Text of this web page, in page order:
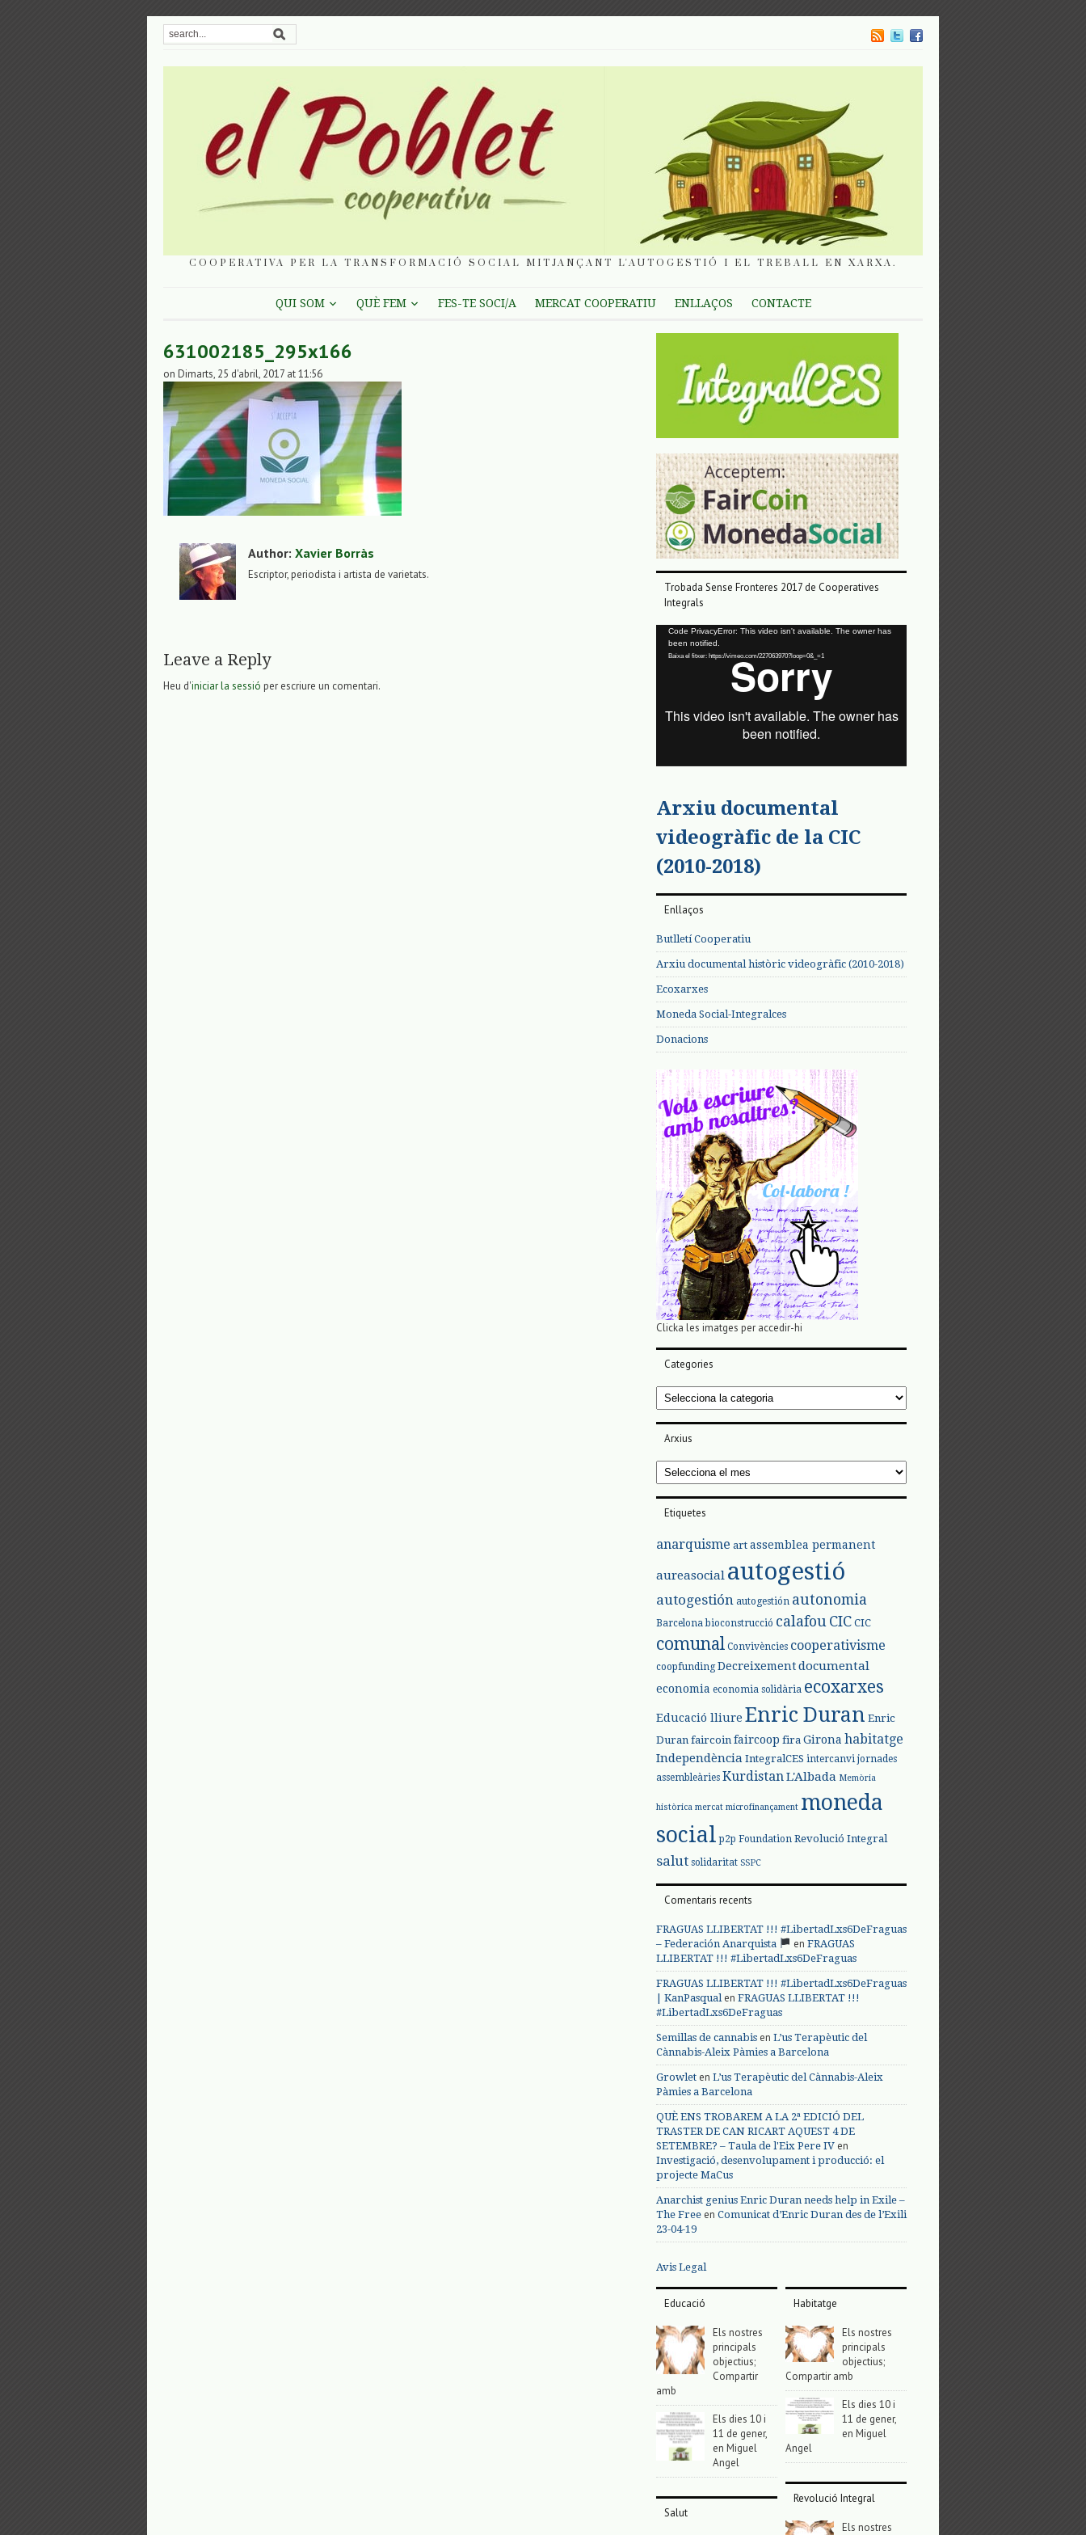
COOPERATIVA PER LA TRANSFORMACIÓ SOCIAL MITJANÇANT L'AUTOGESTIÓ I EL TREBALL EN XARXA.
QUI SOM QUÈ FEM FES-TE SOCI/A MERCAT COOPERATIU ENLLAÇOS CONTACTE
631002185_295x166
on Dimarts, 25 d'abril, 2017 at 11:56
Author: Xavier Borràs
Escriptor, periodista i artista de varietats.
Leave a Reply
Heu d'iniciar la sessió per escriure un comentari.
Trobada Sense Fronteres 2017 de Cooperatives
Integrals
Reproductor
vídeo
Code PrivacyError: This video isn't available. The owner has
been notified.
Baixa el fitxer: https://vimeo.com/227063970?loop=0&_=1
Arxiu documental
videogràfic de la CIC
(2010-2018)
Enllaços
Butlletí Cooperatiu
Arxiu documental històric videogràfic (2010-2018)
Ecoxarxes
Moneda Social-Integralces
Donacions
Clicka les imatges per accedir-hi
Categories
Categories
Arxius
Arxius
Etiquetes
anarquisme art assemblea permanent
aureasocial autogestió
autogestión autogestión autonomia
Barcelona bioconstrucció calafou CIC CIC
comunal Convivències cooperativisme
coopfunding Decreixementdocumental
economia economia solidària ecoxarxes
Educació lliure Enric Duran Enric
Duran faircoin faircoop fira Girona habitatge
Independència IntegralCES intercanvi jornades
assembleàries Kurdistan L'Albada Memòria
històrica mercat microfinançament moneda
social p2p Foundation Revolució Integral
salut solidaritat SSPC
Comentaris recents
FRAGUAS LLIBERTAT !!! #LibertadLxs6DeFraguas
– Federación Anarquista
en FRAGUAS
LLIBERTAT !!! #LibertadLxs6DeFraguas
FRAGUAS LLIBERTAT !!! #LibertadLxs6DeFraguas
| KanPasqualen FRAGUAS LLIBERTAT !!!
#LibertadLxs6DeFraguas
Semillas de cannabis en L’us Terapèutic del
Cànnabis-Aleix Pàmies a Barcelona
Growlet en L’us Terapèutic del Cànnabis-Aleix
Pàmies a Barcelona
QUÈ ENS TROBAREM A LA 2ª EDICIÓ DEL
TRASTER DE CAN RICART AQUEST 4 DE
SETEMBRE? – Taula de l'Eix Pere IV en
Investigació, desenvolupament i producció: el
projecte MaCus
Anarchist genius Enric Duran needs help in Exile –
The Free en Comunicat d’Enric Duran des de l’Exili
23-04-19
Avis Legal
Educació
Els nostres
principals
objectius;
Compartir
amb
Els dies 10 i
11 de gener,
en Miguel
Angel
Salut
Habitatge
Els nostres
principals
objectius;
Compartir amb
Els dies 10 i
11 de gener,
en Miguel
Angel
Revolució Integral
Els nostres